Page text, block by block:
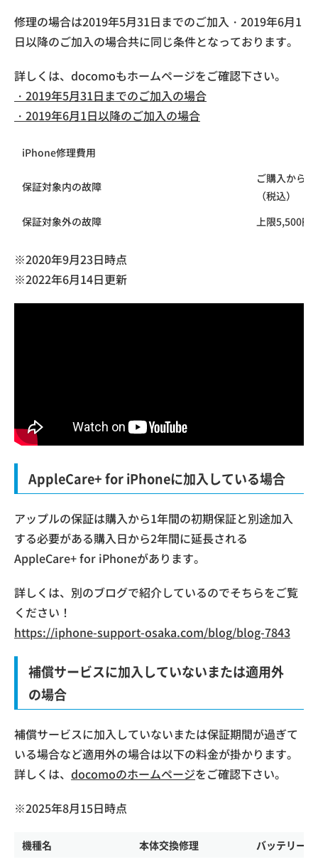
修理の場合は2019年5月31日までのご加入・2019年6月1
日以降のご加入の場合共に同じ条件となっております。
詳しくは、docomoもホームページをご確認下さい。
・2019年5月31日までのご加入の場合
・2019年6月1日以降のご加入の場合
iPhone修理費用
保証対象内の故障
ご購入から1
（税込）
保証対象外の故障
上限5,500円
※2020年9月23日時点
※2022年6月14日更新
AppleCare+ for iPhoneに加入している場合
アップルの保証は購入から1年間の初期保証と別途加入
する必要がある購入日から2年間に延長される
AppleCare+ for iPhoneがあります。
詳しくは、別のブログで紹介しているのでそちらをご覧
ください！
https://iphone-support-osaka.com/blog/blog-7843
補償サービスに加入していないまたは適用外
の場合
補償サービスに加入していないまたは保証期間が過ぎて
いる場合など適用外の場合は以下の料金が掛かります。
詳しくは、 docomoのホームページをご確認下さい。
※2025年8月15日時点
機種名 本体交換修理
バッテリー